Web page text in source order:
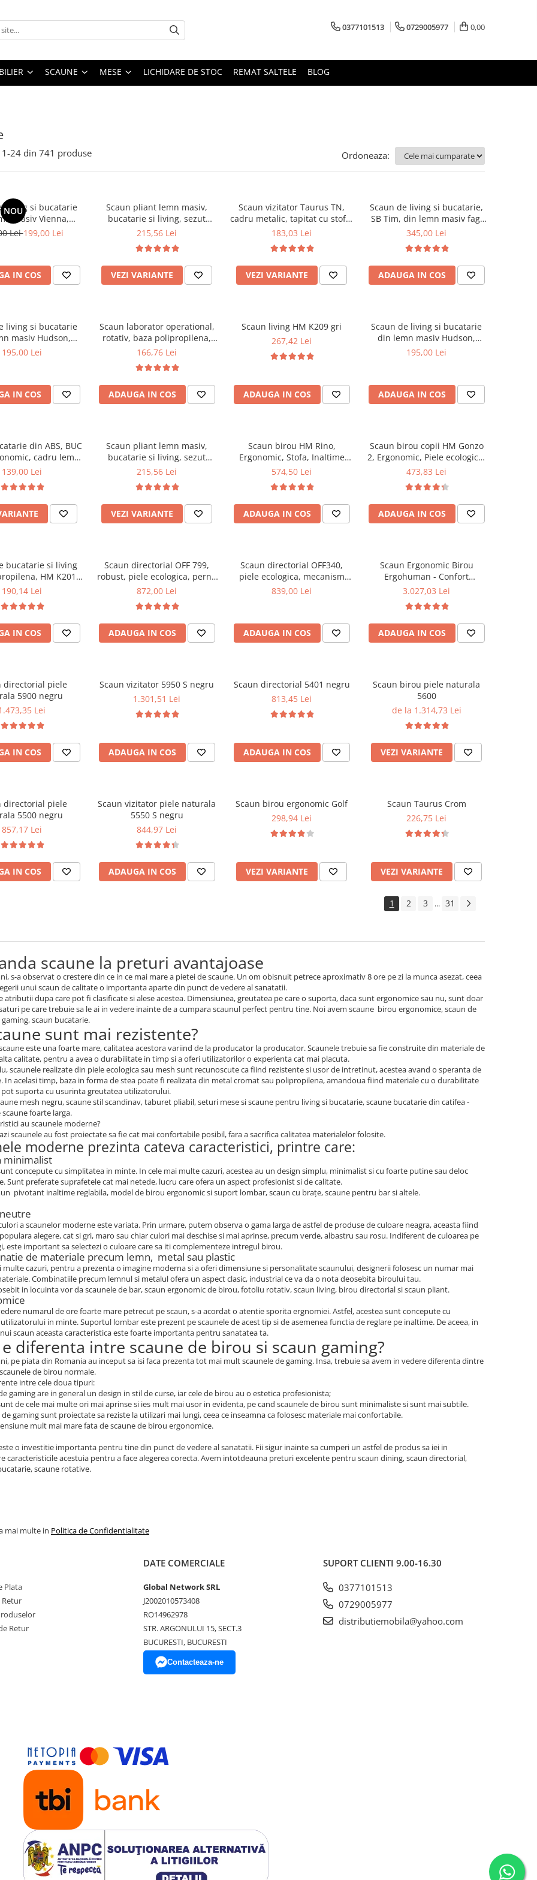
0377101513 0729005977 0,00
SCAUNE MESE LICHIDARE DE STOC REMAT SALTELE BLOG
1-24 din 741 produse Ordoneaza:
NOU
living si bucatarie
masiv Vienna,
stofa,100 kg,
Lei199,00 Lei
IN COS
Scaun pliant lemn masiv,
bucatarie si living, sezut
tapitat cu piele ecologica, 100
215,56 Lei
VEZI VARIANTE
Scaun vizitator Taurus TN,
cadru metalic, tapitat cu stofa,
stivuibil, 120 kg, negru
183,03 Lei
VEZI VARIANTE
Scaun de living si bucatarie,
SB Tim, din lemn masiv fag,
tapiterie stofa, lacuit, 120 kg,
345,00 Lei
ADAUGA IN COS
living si bucatarie
masiv Hudson,
stofa,100 kg,
195,00 Lei
IN COS
Scaun laborator operational,
rotativ, baza polipropilena,
piele ecologica, inaltime
166,76 Lei
ADAUGA IN COS
Scaun living HM K209 gri
267,42 Lei
ADAUGA IN COS
Scaun de living si bucatarie
din lemn masiv Hudson,
tapiterie stofa,100 kg,
195,00 Lei
ADAUGA IN COS
din ABS, BUC
cadru lemn,
100 kg
139,00 Lei
Scaun pliant lemn masiv,
bucatarie si living, sezut
tapitat cu piele ecologica, 100
215,56 Lei
VEZI VARIANTE
Scaun birou HM Rino,
Ergonomic, Stofa, Inaltime
reglabila, Mecanism
cm, Gri
574,50 Lei
ADAUGA IN COS
Scaun birou copii HM Gonzo
2, Ergonomic, Piele ecologica,
Inaltime ajustabila, Mecanism
473,83 Lei
ADAUGA IN COS
bucatarie si living
HM K201,
baza lemn masiv,
100 kg, alb
190,14 Lei
IN COS
Scaun directorial OFF 799,
robust, piele ecologica, perne
duble, baza cromata,
872,00 Lei
ADAUGA IN COS
Scaun directorial OFF340,
piele ecologica, mecanism
balans, robust, rabatabil 180
839,00 Lei
ADAUGA IN COS
Scaun Ergonomic Birou
Ergohuman - Confort
Premium, Reglaje Inteligente
Performanta la Birou
3.027,03 Lei
ADAUGA IN COS
directorial piele
5900 negru
Lei
IN COS
Scaun vizitator 5950 S negru
1.301,51 Lei
ADAUGA IN COS
Scaun directorial 5401 negru
813,45 Lei
ADAUGA IN COS
Scaun birou piele naturala
5600
de la 1.314,73 Lei
VEZI VARIANTE
directorial piele
5500 negru
857,17 Lei
IN COS
Scaun vizitator piele naturala
5550 S negru
844,97 Lei
ADAUGA IN COS
Scaun birou ergonomic Golf
298,94 Lei
VEZI VARIANTE
Scaun Taurus Crom
226,75 Lei
VEZI VARIANTE
1 2 3 ... 31
scaune la preturi avantajoase
s-a observat o crestere din ce in ce mai mare a pietei de scaune. Un om obisnuit petrece aproximativ 8 ore pe zi la munca asezat, ceea
unui scaun de calitate o importanta aparte din punct de vedere al sanatatii.
atributii dupa care pot fi clasificate si alese acestea. Dimensiunea, greutatea pe care o suporta, daca sunt ergonomice sau nu, sunt doar
pe care trebuie sa le ai in vedere inainte de a cumpara scaunul perfect pentru tine. Noi avem scaune birou ergonomice, scaun de
gaming, scaun bucatarie.
sunt mai rezistente?
este una foarte mare, calitatea acestora variind de la producator la producator. Scaunele trebuie sa fie construite din materiale de
calitate, pentru a avea o durabilitate in timp si a oferi utilizatorilor o experienta cat mai placuta.
scaunele realizate din piele ecologica sau mesh sunt recunoscute ca fiind rezistente si usor de intretinut, acestea avand o speranta de
In acelasi timp, baza in forma de stea poate fi realizata din metal cromat sau polipropilena, amandoua fiind materiale cu o durabilitate
pot suporta cu usurinta greutatea utilizatorului.
mesh negru, scaune stil scandinav, taburet pliabil, seturi mese si scaune pentru living si bucatarie, scaune bucatarie din catifea -
scaune foarte larga.
au scaunele moderne?
scaunele au fost proiectate sa fie cat mai confortabile posibil, fara a sacrifica calitatea materialelor folosite.
moderne prezinta cateva caracteristici, printre care:
minimalist
concepute cu simplitatea in minte. In cele mai multe cazuri, acestea au un design simplu, minimalist si cu foarte putine sau deloc
Sunt preferate suprafetele cat mai netede, lucru care ofera un aspect profesionist si de calitate.
pivotant inaltime reglabila, model de birou ergonomic si suport lombar, scaun cu brațe, scaune pentru bar si altele.
a scaunelor moderne este variata. Prin urmare, putem observa o gama larga de astfel de produse de culoare neagra, aceasta fiind
alegere, cat si gri, maro sau chiar culori mai deschise si mai aprinse, precum verde, albastru sau rosu. Indiferent de culoarea pe
este important sa selectezi o culoare care sa iti complementeze intregul birou.
de materiale precum lemn, metal sau plastic
multe cazuri, pentru a prezenta o imagine moderna si a oferi dimensiune si personalitate scaunului, designerii folosesc un numar mai
Combinatiile precum lemnul si metalul ofera un aspect clasic, industrial ce va da o nota deosebita biroului tau.
in locuinta vor da scaunele de bar, scaun ergonomic de birou, fotoliu rotativ, scaun living, birou directorial si scaun pliant.
numarul de ore foarte mare petrecut pe scaun, s-a acordat o atentie sporita ergnomiei. Astfel, acestea sunt concepute cu
in minte. Suportul lombar este prezent pe scaunele de acest tip si de asemenea functia de reglare pe inaltime. De aceea, in
scaun aceasta caracteristica este foarte importanta pentru sanatatea ta.
e diferenta intre scaune de birou si scaun gaming?
pe piata din Romania au inceput sa isi faca prezenta tot mai mult scaunele de gaming. Insa, trebuie sa avem in vedere diferenta dintre
de birou normale.
intre cele doua tipuri:
gaming are in general un design in stil de curse, iar cele de birou au o estetica profesionista;
de cele mai multe ori mai aprinse si ies mult mai usor in evidenta, pe cand scaunele de birou sunt minimaliste si sunt mai subtile.
de gaming sunt proiectate sa reziste la utilizari mai lungi, ceea ce inseamna ca folosesc materiale mai confortabile.
mult mai mare fata de scaune de birou ergonomice.
o investitie importanta pentru tine din punct de vedere al sanatatii. Fii sigur inainte sa cumperi un astfel de produs sa iei in
caracteristicile acestuia pentru a face alegerea corecta. Avem intotdeauna preturi excelente pentru scaun dining, scaun directorial,
scaune rotative.
mai multe in Politica de Confidentialitate
Plata
Retur
Retur
DATE COMERCIALE
Global Network SRL
J2002010573408
RO14962978
STR. ARGONULUI 15, SECT.3
BUCURESTI, BUCURESTI
Contacteaza-ne
SUPORT CLIENTI 9.00-16.30
0377101513
0729005977
distributiemobila@yahoo.com